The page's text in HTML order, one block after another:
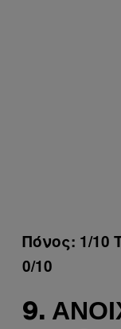
Πόνος: 1/10
0/10
9.